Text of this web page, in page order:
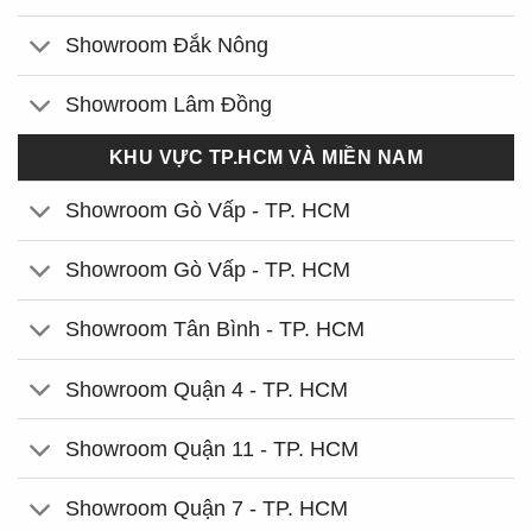
Showroom Đắk Nông
Showroom Lâm Đồng
KHU VỰC TP.HCM VÀ MIỀN NAM
Showroom Gò Vấp - TP. HCM
Showroom Gò Vấp - TP. HCM
Showroom Tân Bình - TP. HCM
Showroom Quận 4 - TP. HCM
Showroom Quận 11 - TP. HCM
Showroom Quận 7 - TP. HCM